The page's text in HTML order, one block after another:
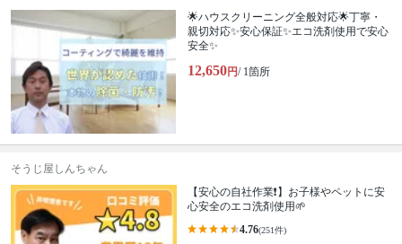
🌟ハウスクリーニング全般対応🌟丁寧・
親切対応✨安心保証✨エコ洗剤使用で安心
安全✨
12,650円/ 1箇所
そうじ屋しんちゃん
【安心の自社作業❗️】お子様やペットに安
心安全のエコ洗剤使用🌱
4.76(251件)